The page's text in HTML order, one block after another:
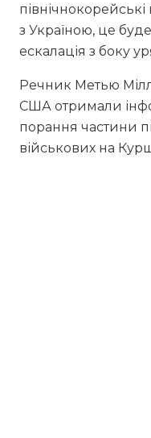
з Україною, це
ескалація з боку
Речник Метью
США отримали
порання частини
військових на